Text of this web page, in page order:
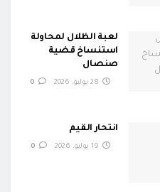
لعبة الظلال لمحاولة
استنساخ قضية
صنصال
انتحار القيم